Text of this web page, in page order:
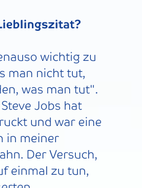
wichtig zu
man nicht tut,
was man tut".
Jobs hat
und war eine
in meiner
Der Versuch,
einmal zu tun,